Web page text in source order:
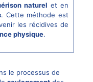
naturel et en
. Cette méthode est
les récidives de
physique.
le processus de